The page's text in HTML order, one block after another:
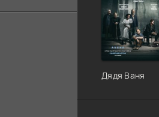
Дядя Ваня